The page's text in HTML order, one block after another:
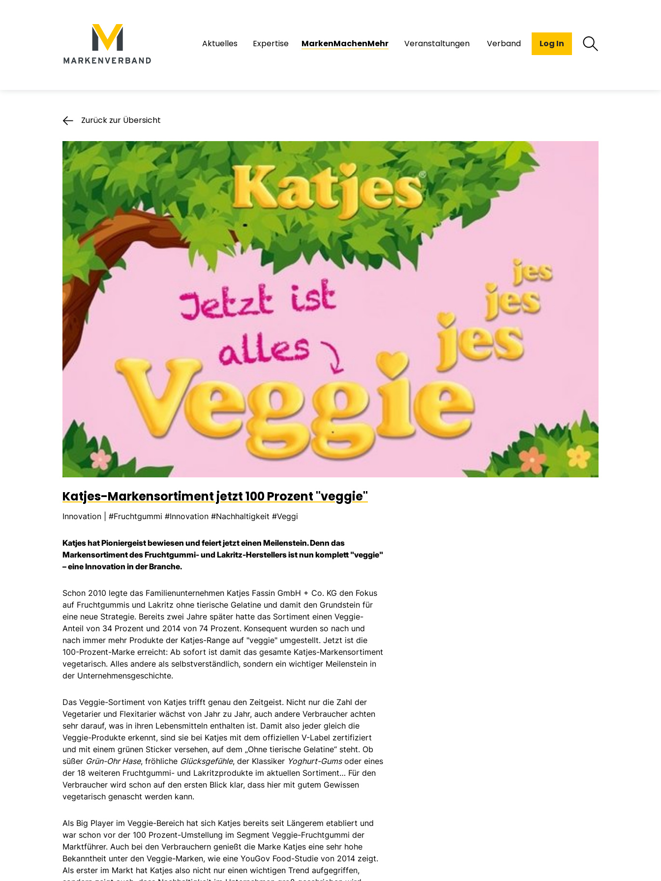
Aktuelles Expertise MarkenMachenMehr Veranstaltungen Verband Log In
Zurück zur Übersicht
Katjes-Markensortiment jetzt 100 Prozent "veggie"
Innovation #Fruchtgummi #Innovation #Nachhaltigkeit #Veggi
Katjes hat Pioniergeist bewiesen und feiert jetzt einen Meilenstein. Denn das
Markensortiment des Fruchtgummi- und Lakritz-Herstellers ist nun komplett "veggie"
– eine Innovation in der Branche.
Schon 2010 legte das Familienunternehmen Katjes Fassin GmbH + Co. KG den Fokus
auf Fruchtgummis und Lakritz ohne tierische Gelatine und damit den Grundstein für
eine neue Strategie. Bereits zwei Jahre später hatte das Sortiment einen Veggie-
Anteil von 34 Prozent und 2014 von 74 Prozent. Konsequent wurden so nach und
nach immer mehr Produkte der Katjes-Range auf "veggie" umgestellt. Jetzt ist die
100-Prozent-Marke erreicht: Ab sofort ist damit das gesamte Katjes-Markensortiment
vegetarisch. Alles andere als selbstverständlich, sondern ein wichtiger Meilenstein in
der Unternehmensgeschichte.
Das Veggie-Sortiment von Katjes trifft genau den Zeitgeist. Nicht nur die Zahl der
Vegetarier und Flexitarier wächst von Jahr zu Jahr, auch andere Verbraucher achten
sehr darauf, was in ihren Lebensmitteln enthalten ist. Damit also jeder gleich die
Veggie-Produkte erkennt, sind sie bei Katjes mit dem offiziellen V-Label zertifiziert
und mit einem grünen Sticker versehen, auf dem „Ohne tierische Gelatine“ steht. Ob
süßer Grün-Ohr Hase, fröhliche Glücksgefühle, der Klassiker Yoghurt-Gumsoder eines
der 18 weiteren Fruchtgummi- und Lakritzprodukte im aktuellen Sortiment… Für den
Verbraucher wird schon auf den ersten Blick klar, dass hier mit gutem Gewissen
vegetarisch genascht werden kann.
Als Big Player im Veggie-Bereich hat sich Katjes bereits seit Längerem etabliert und
war schon vor der 100 Prozent-Umstellung im Segment Veggie-Fruchtgummi der
Marktführer. Auch bei den Verbrauchern genießt die Marke Katjes eine sehr hohe
Bekanntheit unter den Veggie-Marken, wie eine YouGov Food-Studie von 2014 zeigt.
Als erster im Markt hat Katjes also nicht nur einen wichtigen Trend aufgegriffen,